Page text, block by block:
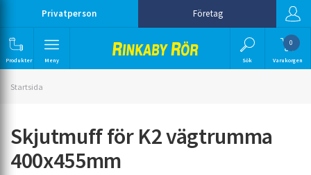
Privatperson Företag
Produkter Meny Sök
0
Varukorgen
Startsida
Skjutmuff för K2 vägtrumma
400x455mm